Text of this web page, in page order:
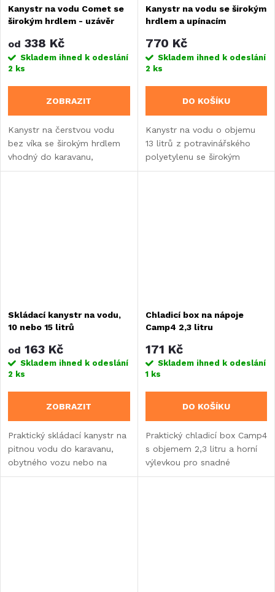
Kanystr na vodu Comet se
širokým hrdlem - uzávěr
od 338 Kč
Skladem ihned k odeslání
2 ks
ZOBRAZIT
Kanystr na čerstvou vodu
bez víka se širokým hrdlem
vhodný do karavanu,
obytného vozu nebo
Kanystr na vodu se širokým
hrdlem a upínacím
770 Kč
Skladem ihned k odeslání
2 ks
DO KOŠÍKU
Kanystr na vodu o objemu
13 litrů z potravinářského
polyetylenu se širokým
hrdlem a praktickým
Skládací kanystr na vodu,
10 nebo 15 litrů
od 163 Kč
Skladem ihned k odeslání
2 ks
ZOBRAZIT
Praktický skládací kanystr na
pitnou vodu do karavanu,
obytného vozu nebo na
chatu.
Chladicí box na nápoje
Camp4 2,3 litru
171 Kč
Skladem ihned k odeslání
1 ks
DO KOŠÍKU
Praktický chladicí box Camp4
s objemem 2,3 litru a horní
výlevkou pro snadné
dávkování nápojů. Lehké